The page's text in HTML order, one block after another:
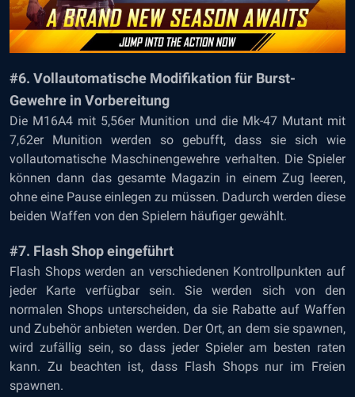
#6. Vollautomatische Modifikation für Burst-
Gewehre in Vorbereitung
Die M16A4 mit 5,56er Munition und die Mk-47 Mutant mit
7,62er Munition werden so gebufft, dass sie sich wie
vollautomatische Maschinengewehre verhalten. Die Spieler
können dann das gesamte Magazin in einem Zug leeren,
ohne eine Pause einlegen zu müssen. Dadurch werden diese
beiden Waffen von den Spielern häufiger gewählt.
#7. Flash Shop eingeführt
Flash Shops werden an verschiedenen Kontrollpunkten auf
jeder Karte verfügbar sein. Sie werden sich von den
normalen Shops unterscheiden, da sie Rabatte auf Waffen
und Zubehör anbieten werden. Der Ort, an dem sie spawnen,
wird zufällig sein, so dass jeder Spieler am besten raten
kann. Zu beachten ist, dass Flash Shops nur im Freien
spawnen.